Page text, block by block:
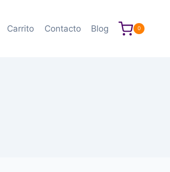
Carrito Contacto Blog 0